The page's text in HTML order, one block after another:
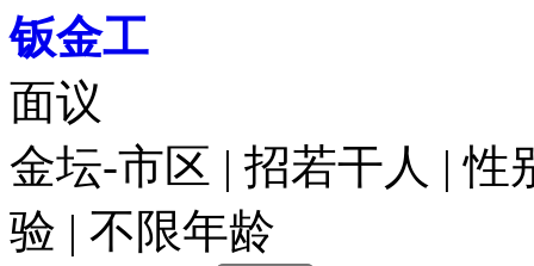
钣金工
面议
金坛-市区 | 招若干人 | 性
验 | 不限年龄